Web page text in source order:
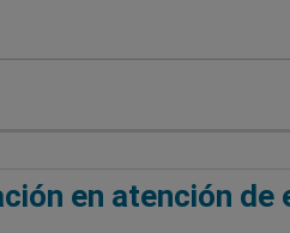
en atención de